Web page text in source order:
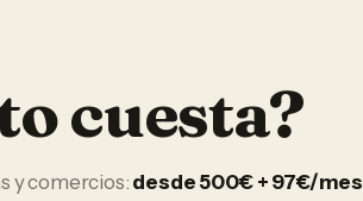
cuesta?
y comercios: desde 500€ + 97€/mes